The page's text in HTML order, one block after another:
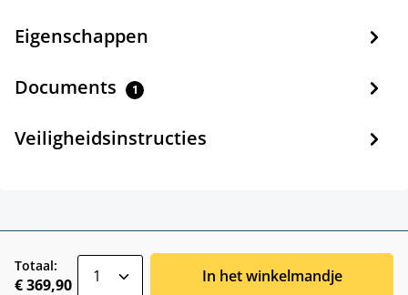
Eigenschappen
Documents 1
Veiligheidsinstructies
Totaal:
€ 369,90 In het winkelmandje